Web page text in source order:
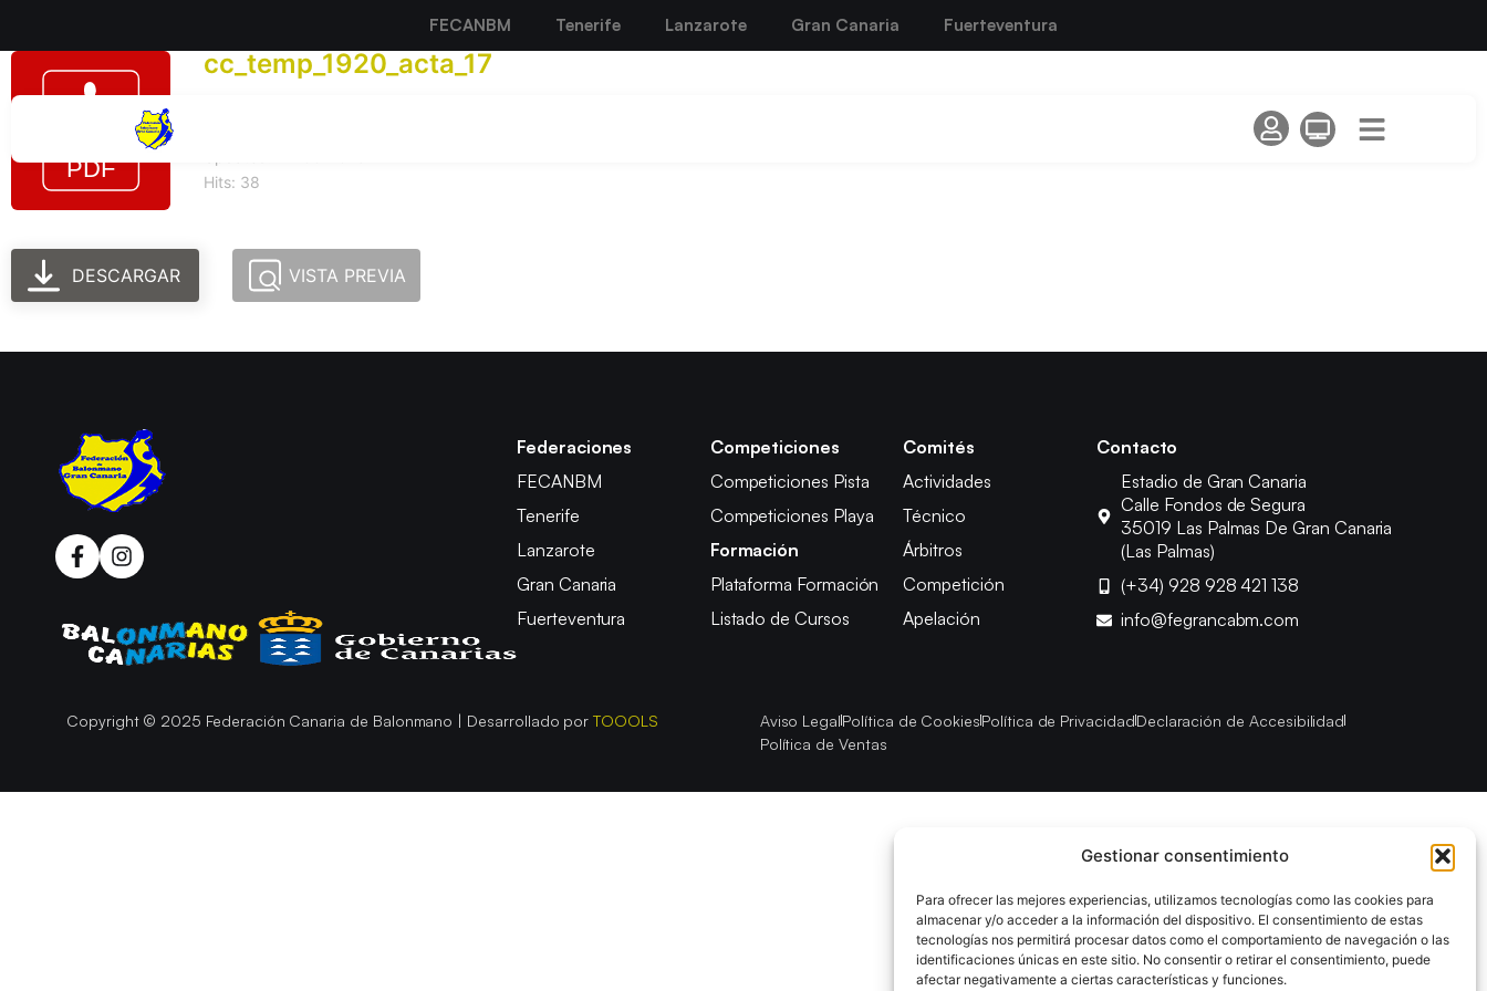
Gestionar consentimiento
Para ofrecer las mejores experiencias, utilizamos tecnologías como las cookies para
almacenar y/o acceder a la información del dispositivo. El consentimiento de estas
tecnologías nos permitirá procesar datos como el comportamiento de navegación o las
identificaciones únicas en este sitio. No consentir o retirar el consentimiento, puede
afectar negativamente a ciertas características y funciones.
FECANBM Tenerife Lanzarote Gran Canaria Fuerteventura
cc_temp_1920_acta_17
Hits: 38
DESCARGAR VISTA PREVIA
Federaciones
FECANBM
Tenerife
Lanzarote
Gran Canaria
Fuerteventura
Competiciones
Competiciones Pista
Competiciones Playa
Formación
Plataforma Formación
Listado de Cursos
Comités
Actividades
Técnico
Árbitros
Competición
Apelación
Contacto
Estadio de Gran Canaria
Calle Fondos de Segura
35019 Las Palmas De Gran Canaria
(Las Palmas)
(+34) 928 928 421 138
info@fegrancabm.com
Copyright © 2025 Federación Canaria de Balonmano | Desarrollado porTOOOLS Aviso LegalPolítica de CookiesPolítica de PrivacidadDeclaración de Accesibilidad
Política de Ventas